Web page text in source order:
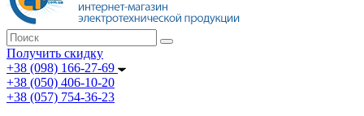
Получить скидку
+38 (098) 166-27-69
+38 (050) 406-10-20
+38 (057) 754-36-23